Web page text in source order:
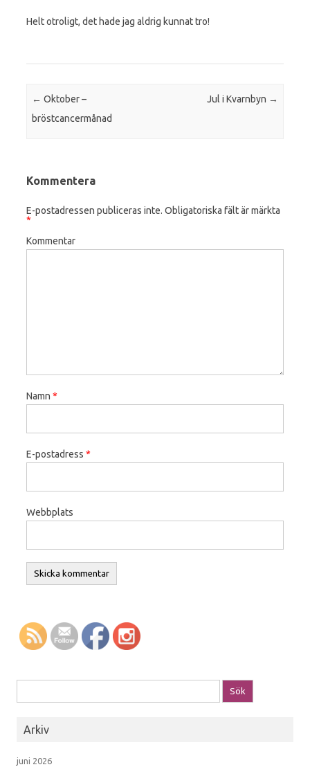
Helt otroligt, det hade jag aldrig kunnat tro!
Post navigation
← Oktober –
bröstcancermånad
Jul i Kvarnbyn →
Kommentera
E-postadressen publiceras inte. Obligatoriska fält är märkta
*
Kommentar
Namn *
E-postadress *
Webbplats
Arkiv
juni 2026